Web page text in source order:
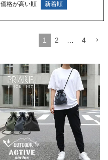
価格が高い順
新着順
1 2 4